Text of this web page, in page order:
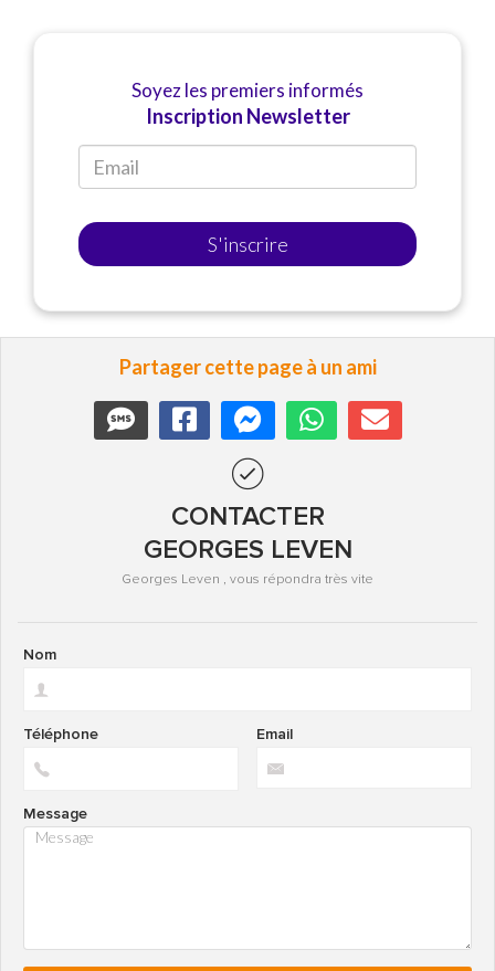
Soyez les premiers informés
Inscription Newsletter
S'inscrire
Partager cette page à un ami
CONTACTER
GEORGES LEVEN
Georges Leven , vous répondra très vite
Nom
Email
Téléphone
Message